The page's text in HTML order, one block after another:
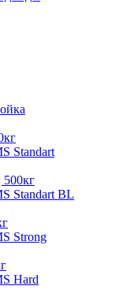
Standart
Standart BL
Strong
Hard